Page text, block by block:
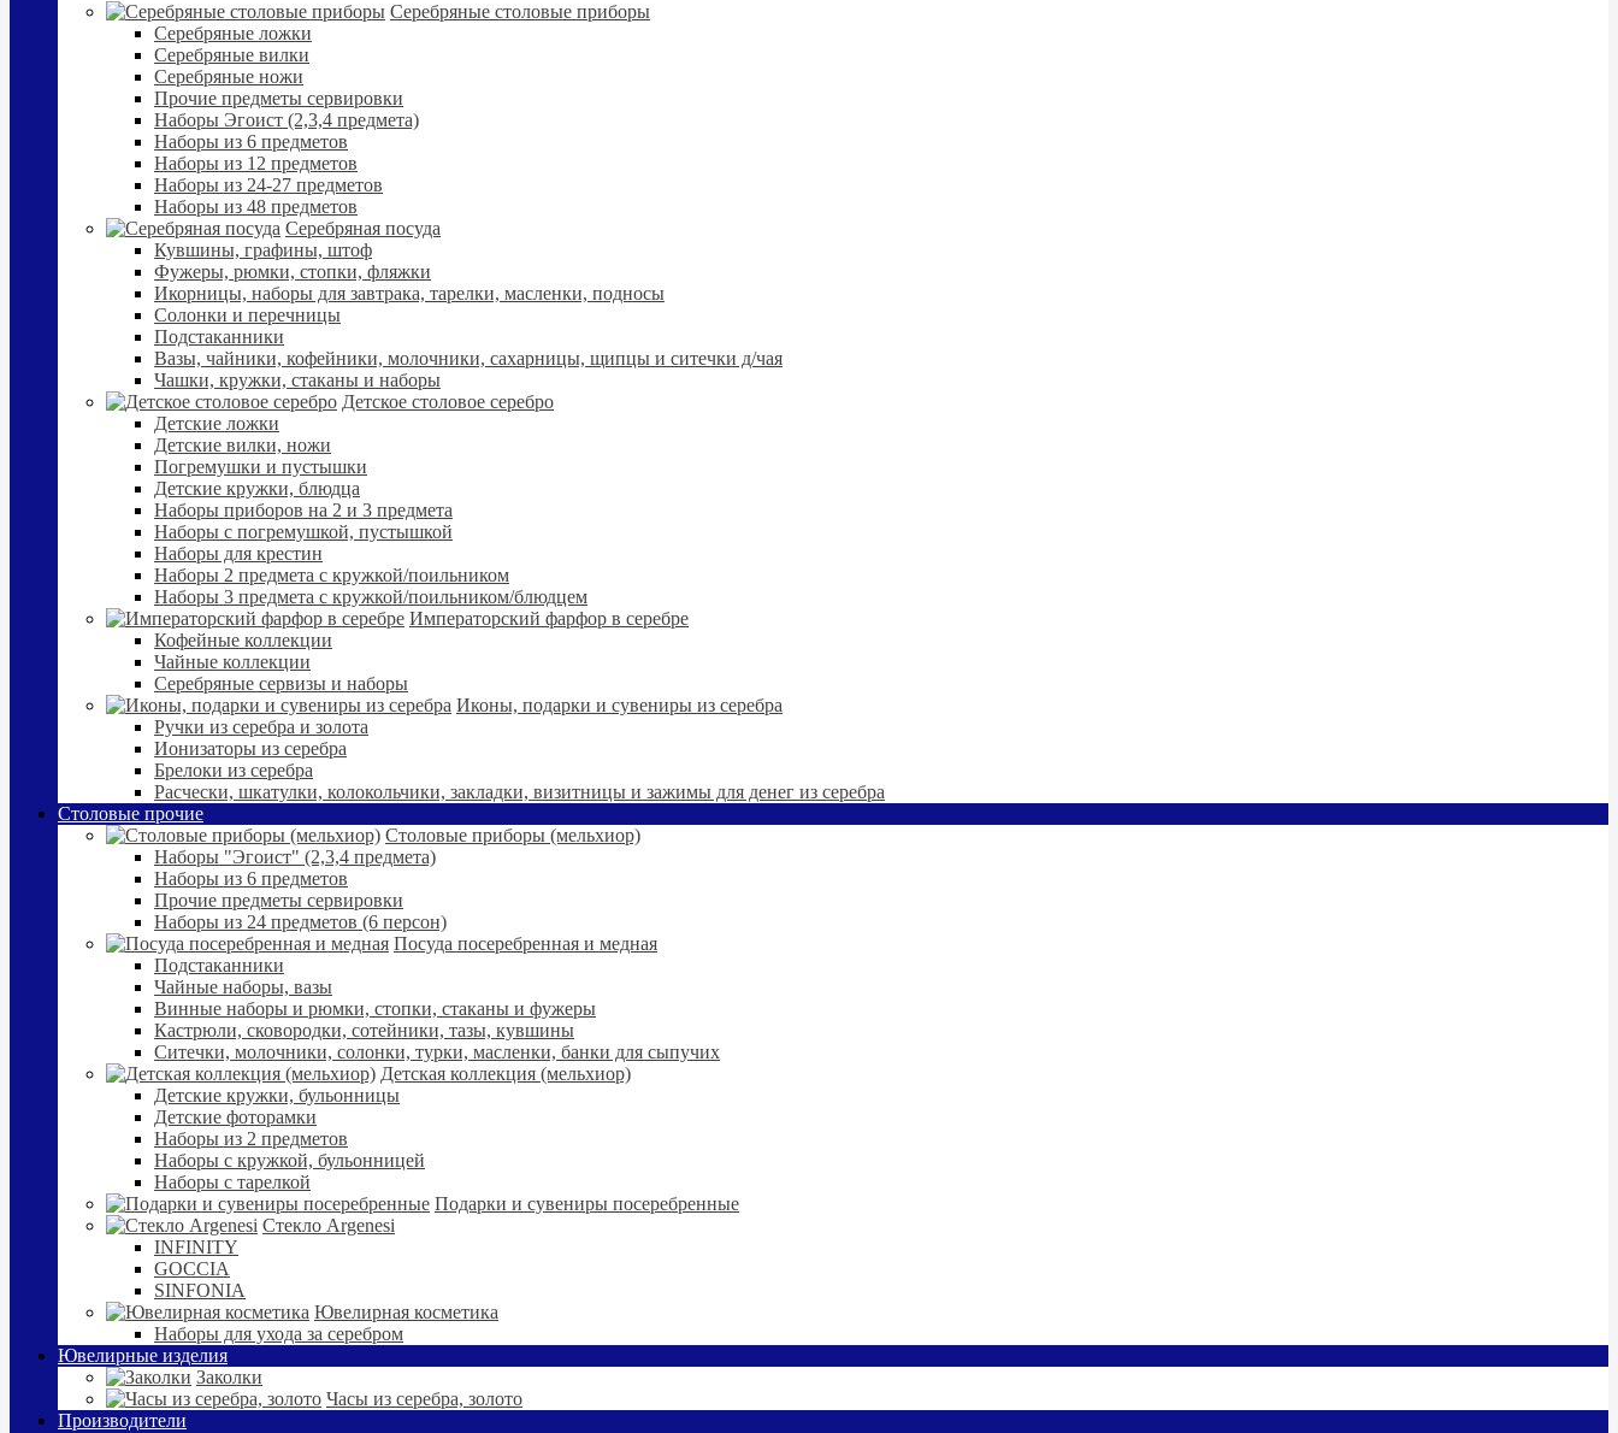
Cеребряные столовые приборы
Серебряные ложки
Серебряные вилки
Серебряные ножи
Прочие предметы сервировки
Наборы Эгоист (2,3,4 предмета)
Наборы из 6 предметов
Наборы из 12 предметов
Наборы из 24-27 предметов
Наборы из 48 предметов
Серебряная посуда
Кувшины, графины, штоф
Фужеры, рюмки, стопки, фляжки
Икорницы, наборы для завтрака, тарелки, масленки, подносы
Солонки и перечницы
Подстаканники
Вазы, чайники, кофейники, молочники, сахарницы, щипцы и ситечки д/чая
Чашки, кружки, стаканы и наборы
Детское столовое серебро
Детские ложки
Детские вилки, ножи
Погремушки и пустышки
Детские кружки, блюдца
Наборы приборов на 2 и 3 предмета
Наборы с погремушкой, пустышкой
Наборы для крестин
Наборы 2 предмета с кружкой/поильником
Наборы 3 предмета с кружкой/поильником/блюдцем
Императорский фарфор в серебре
Кофейные коллекции
Чайные коллекции
Серебряные сервизы и наборы
Иконы, подарки и сувениры из серебра
Ручки из серебра и золота
Ионизаторы из серебра
Брелоки из серебра
Расчески, шкатулки, колокольчики, закладки, визитницы и зажимы для денег из серебра
Столовые прочие
Столовые приборы (мельхиор)
Наборы "Эгоист" (2,3,4 предмета)
Наборы из 6 предметов
Прочие предметы сервировки
Наборы из 24 предметов (6 персон)
Посуда посеребренная и медная
Подстаканники
Чайные наборы, вазы
Винные наборы и рюмки, стопки, стаканы и фужеры
Кастрюли, сковородки, сотейники, тазы, кувшины
Ситечки, молочники, солонки, турки, масленки, банки для сыпучих
Детская коллекция (мельхиор)
Детские кружки, бульонницы
Детские фоторамки
Наборы из 2 предметов
Наборы с кружкой, бульонницей
Наборы с тарелкой
Подарки и сувениры посеребренные
Стекло Argenesi
INFINITY
GOCCIA
SINFONIA
Ювелирная косметика
Наборы для ухода за серебром
Ювелирные изделия
Заколки
Часы из серебра, золото
Производители